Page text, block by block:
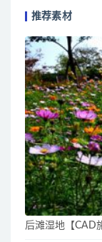
推荐素材
后滩湿地【CAD